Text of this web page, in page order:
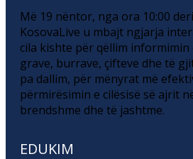
Më 19 nëntor, nga ora 10:00
KosovaLive u mbajt ngjarja
cila kishte për qëllim informimin
grave, burrave, çifteve dhe të
pa dallim, për mënyrat më
përmirësimin e cilësisë së ajrit
brendshme dhe të jashtme.
EDUKIM